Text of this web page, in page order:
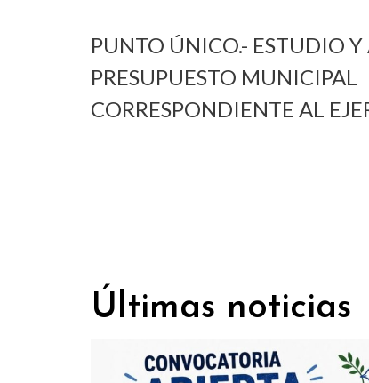
PUNTO ÚNICO.- ESTUDIO Y
PRESUPUESTO MUNICIPAL
CORRESPONDIENTE AL
Últimas noticias